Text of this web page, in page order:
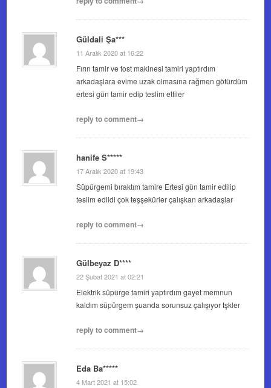
Güldali Şa***
11 Aralık 2020 at 16:22
Fırın tamir ve tost makinesi tamiri yaptırdım
arkadaşlara evime uzak olmasına rağmen götürdüm
ertesi gün tamir edip teslim ettiler
reply to comment→
hanife S*****
17 Aralık 2020 at 19:43
Süpürgemi bıraktım tamire Ertesi gün tamir edilip
teslim edildi çok teşşekürler çalışkan arkadaşlar
reply to comment→
Gülbeyaz D****
22 Şubat 2021 at 02:21
Elektrik süpürge tamiri yaptırdım gayet memnun
kaldım süpürgem şuanda sorunsuz çalışıyor tşkler
reply to comment→
Eda Ba*****
4 Mart 2021 at 15:02